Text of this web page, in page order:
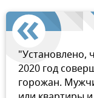
"Установлено,
2020 год
горожан.